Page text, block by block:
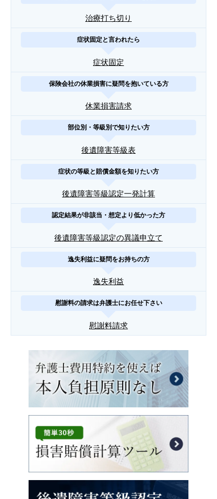
治療打ち切り
症状固定と言われたら
症状固定
保険会社の休業損害に疑問を抱いている方
休業損害請求
部位別・等級別で知りたい方
後遺障害等級表
症状の等級と賠償金額を知りたい方
後遺障害等級認定一発計算
認定結果が非該当・想定より低かった方
後遺障害等級認定の異議申立て
逸失利益に疑問をお持ちの方
逸失利益
慰謝料の請求は弁護士にお任せ下さい
慰謝料請求